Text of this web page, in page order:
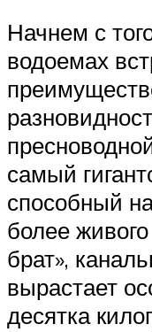
Начнем с
водоемах
самый
способный
более
брат»,
вырастает
десятка